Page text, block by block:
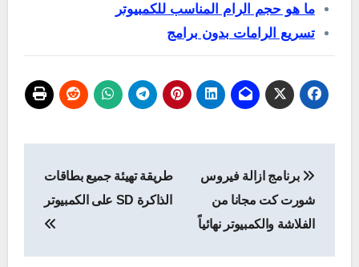
ما هو حجم الرام المناسب للكمبيوتر
تسريع الرامات بدون برامج
المقالات
برنامج ازالة فيروس
شورت كت مجانا من
الفلاشة والكمبيوتر نهائياً
طريقة تهيئة جميع بطاقات
الذاكرة SD على الكمبيوتر